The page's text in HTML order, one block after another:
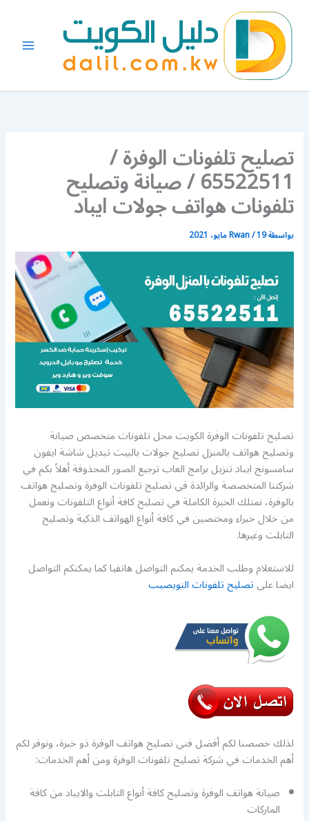
المحتوى
تصليح تلفونات الوفرة /
65522511 / صيانة وتصليح
تلفونات هواتف جولات ايباد
بواسطة Rwan/19 مايو، 2021
تصليح تلفونات الوفرة الكويت محل تلفونات متخصص صيانة
وتصليح هواتف بالمنزل تصليح جولات بالبيت تبديل شاشة ايفون
سامسونج ايباد تنزيل برامج العاب ترجيع الصور المحذوفة أهلاً بكم في
شركتنا المتخصصة والرائدة في تصليح تلفونات الوفرة وتصليح هواتف
بالوفرة، نمتلك الخبرة الكاملة في تصليح كافة أنواع التلفونات ونعمل
من خلال خبراء ومختصين في كافة أنواع الهواتف الذكية وتصليح
التابلت وغيرها.
للاستعلام وطلب الخدمة يمكنم التواصل هاتفيا كما يمكنكم التواصل
ايضا علىتصليح تلفونات النويصيب
لذلك خصصنا لكم أفضل فني تصليح هواتف الوفرة ذو خبرة، ونوفر لكم
أهم الخدمات في شركة تصليح تلفونات الوفرة ومن أهم الخدمات:
صيانة هواتف الوفرة وتصليح كافة أنواع التابلت والايباد من كافة
الماركات